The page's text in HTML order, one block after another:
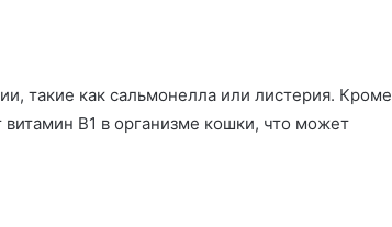
такие как сальмонелла или листерия. Кроме
B1 в организме кошки, что может